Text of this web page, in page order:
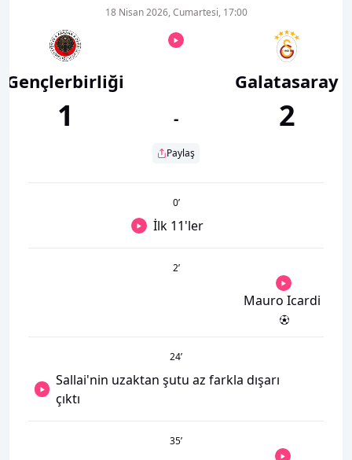
Gençlerbirliği
1
18 Nisan 2026, Cumartesi, 17:00
-
Paylaş
Galatasaray
2
0’
İlk 11'ler
2’
Mauro Icardi
24’
Sallai'nin uzaktan şutu az farkla dışarı
çıktı
35’